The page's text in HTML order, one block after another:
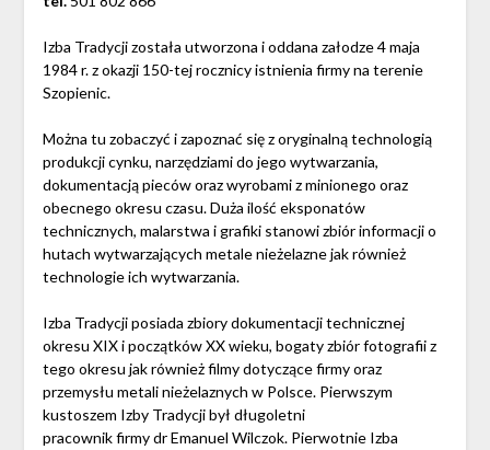
Izba Tradycji została utworzona i oddana załodze 4 maja
1984 r. z okazji 150-tej rocznicy istnienia firmy na terenie
Szopienic.
Można tu zobaczyć i zapoznać się z oryginalną technologią
produkcji cynku, narzędziami do jego wytwarzania,
dokumentacją pieców oraz wyrobami z minionego oraz
obecnego okresu czasu. Duża ilość eksponatów
technicznych, malarstwa i grafiki stanowi zbiór informacji o
hutach wytwarzających metale nieżelazne jak również
technologie ich wytwarzania.
Izba Tradycji posiada zbiory dokumentacji technicznej
okresu XIX i początków XX wieku, bogaty zbiór fotografii z
tego okresu jak również filmy dotyczące firmy oraz
przemysłu metali nieżelaznych w Polsce. Pierwszym
kustoszem Izby Tradycji był długoletni
pracownik firmy dr Emanuel Wilczok. Pierwotnie Izba